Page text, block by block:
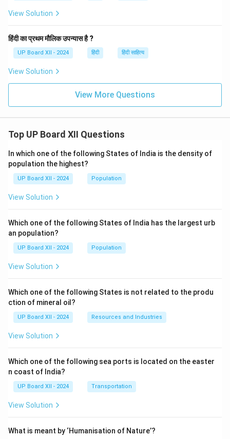
View Solution
हिंदी का प्रथम मौलिक उपन्यास है ?
UP Board XII - 2024 हिंदी हिंदी साहित्य
View Solution
View More Questions
Top UP Board XII Questions
In which one of the following States of India is the density of
population the highest?
UP Board XII - 2024 Population
View Solution
Which one of the following States of India has the largest urb
an population?
UP Board XII - 2024 Population
View Solution
Which one of the following States is not related to the produ
ction of mineral oil?
UP Board XII - 2024 Resources and Industries
View Solution
Which one of the following sea ports is located on the easter
n coast of India?
UP Board XII - 2024 Transportation
View Solution
What is meant by ‘Humanisation of Nature’?